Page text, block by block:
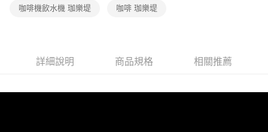
由本公司與您本人進行分期帳單所需資料之確認、核對及更正。
咖啡機飲水機 珈樂堤 咖啡 珈樂堤
詳細說明 商品規格 相關推薦